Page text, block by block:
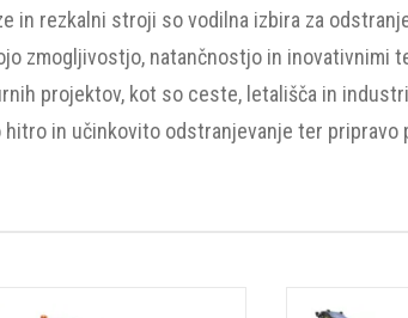
in rezkalni stroji so vodilna izbira za
zmogljivostjo, natančnostjo in inovativnimi
projektov, kot so ceste, letališča in
hitro in učinkovito odstranjevanje ter pripravo